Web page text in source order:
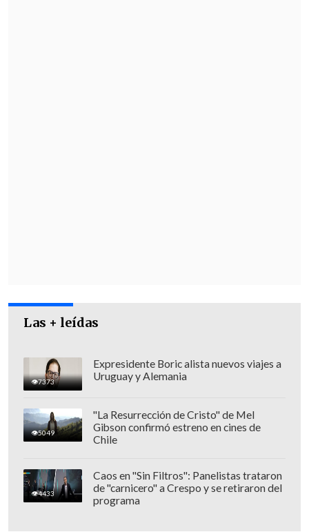
Las + leídas
7373
Expresidente Boric alista nuevos viajes a
Uruguay y Alemania
5049
"La Resurrección de Cristo" de Mel
Gibson confirmó estreno en cines de
Chile
4433
Caos en "Sin Filtros": Panelistas trataron
de "carnicero" a Crespo y se retiraron del
programa